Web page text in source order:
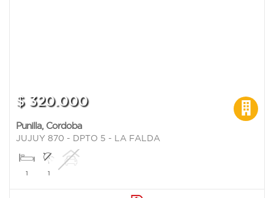
$ 320.000
Punilla, Cordoba
JUJUY 870 - DPTO 5 - LA FALDA
1 1